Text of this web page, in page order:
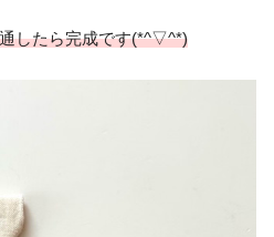
したら完成です(*^▽^*)